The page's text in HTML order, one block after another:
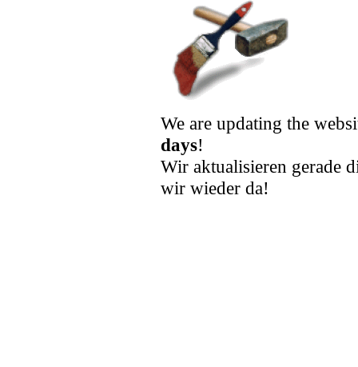
We are updating the
days!
Wir aktualisieren gerade
wir wieder da!